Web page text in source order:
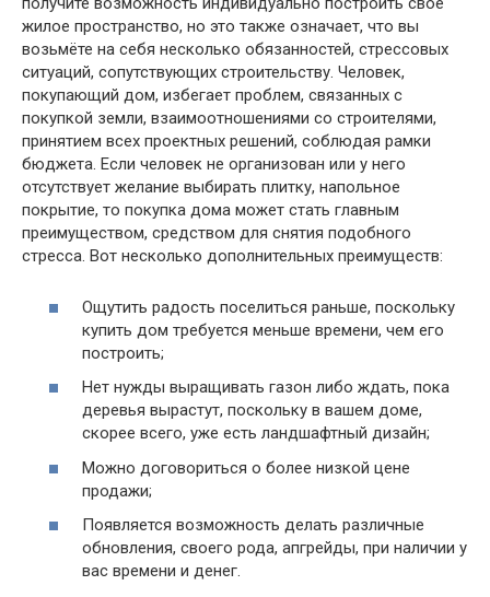
жилое пространство, но это также означает, что вы
возьмёте на себя несколько обязанностей, стрессовых
ситуаций, сопутствующих строительству. Человек,
покупающий дом, избегает проблем, связанных с
покупкой земли, взаимоотношениями со строителями,
принятием всех проектных решений, соблюдая рамки
бюджета. Если человек не организован или у него
отсутствует желание выбирать плитку, напольное
покрытие, то покупка дома может стать главным
преимуществом, средством для снятия подобного
стресса. Вот несколько дополнительных преимуществ:
Ощутить радость поселиться раньше, поскольку
купить дом требуется меньше времени, чем его
построить;
Нет нужды выращивать газон либо ждать, пока
деревья вырастут, поскольку в вашем доме,
скорее всего, уже есть ландшафтный дизайн;
Можно договориться о более низкой цене
продажи;
Появляется возможность делать различные
обновления, своего рода, апгрейды, при наличии у
вас времени и денег.